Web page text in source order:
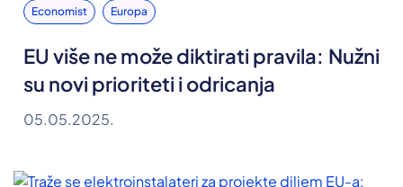
Economist Europa
EU više ne može diktirati pravila: Nužni
su novi prioriteti i odricanja
05.05.2025.